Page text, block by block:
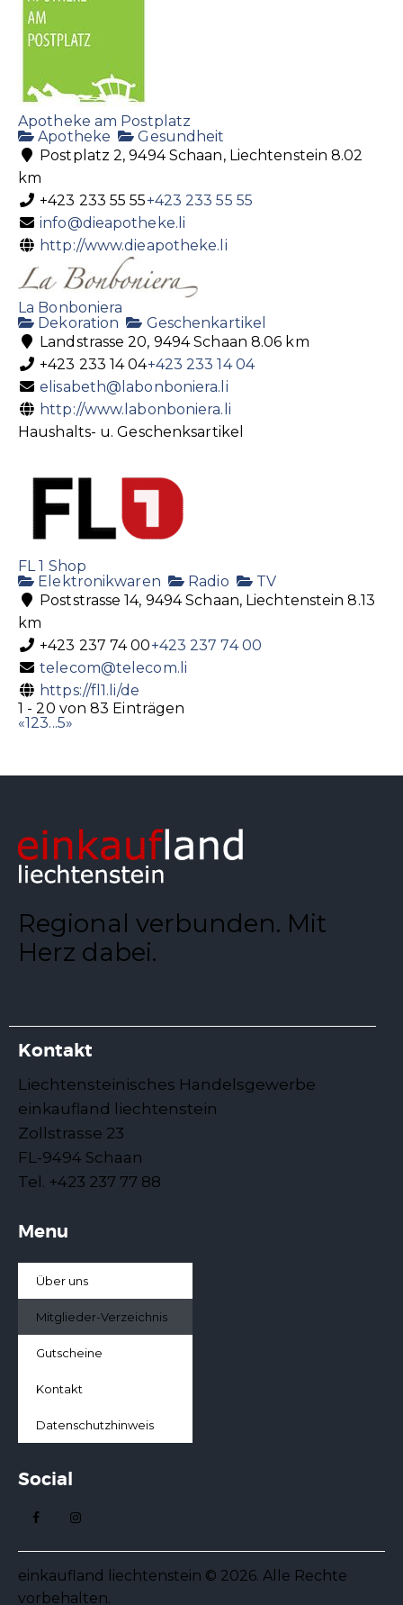
Apotheke am Postplatz
Apotheke
Gesundheit
Postplatz 2, 9494 Schaan, Liechtenstein 8.02
km
+423 233 55 55+423 233 55 55
info@dieapotheke.li
http://www.dieapotheke.li
La Bonboniera
Dekoration
Geschenkartikel
Landstrasse 20, 9494 Schaan 8.06 km
+423 233 14 04+423 233 14 04
elisabeth@labonboniera.li
http://www.labonboniera.li
Haushalts- u. Geschenksartikel
FL 1 Shop
Elektronikwaren
Radio
TV
Poststrasse 14, 9494 Schaan, Liechtenstein 8.13
km
+423 237 74 00+423 237 74 00
telecom@telecom.li
https://fl1.li/de
1 - 20 von 83 Einträgen
«123...5»
Regional verbunden. Mit
Herz dabei.
Kontakt
Liechtensteinisches Handelsgewerbe
einkaufland liechtenstein
Zollstrasse 23
FL-9494 Schaan
Tel. +423 237 77 88
Menu
Über uns
Mitglieder-Verzeichnis
Gutscheine
Kontakt
Datenschutzhinweis
Social
einkaufland liechtenstein © 2026. Alle Rechte
vorbehalten.